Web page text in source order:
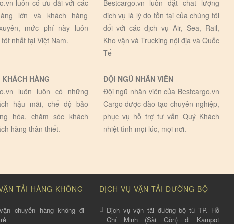
luôn có ưu đãi với các
lớn và khách hàng
mức phí này luôn
nhất tại Việt Nam.
Bestcargo.vn luôn đặt chất lượng
dịch vụ là lý do tồn tại của chúng tôi
đối với các dịch vụ Air, Sea, Rail,
Kho vận và Trucking nội địa và Quốc
Tế
KHÁCH HÀNG
luôn luôn có những
hậu mãi, chế độ bảo
hóa, chăm sóc khách
hàng thân thiết.
ĐỘI NGŨ NHÂN VIÊN
Đội ngũ nhân viên của Bestcargo.vn
Cargo được đào tạo chuyên nghiệp,
phục vụ hỗ trợ tư vấn Quý Khách
nhiệt tình mọi lúc, mọi nơi.
TẢI HÀNG KHÔNG
chuyển hàng không đi
DỊCH VỤ VẬN TẢI ĐƯỜNG BỘ
Dịch vụ vận tải đường bộ từ TP. Hồ
Chí Minh (Sài Gòn) đi Kampot